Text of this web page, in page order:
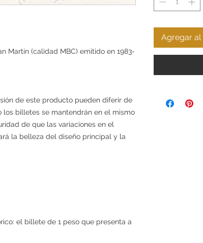
Martín (calidad MBC) emitido en 1983-
de este producto pueden diferir de
los billetes se mantendrán en el mismo
de que las variaciones en el
la belleza del diseño principal y la
el billete de 1 peso que presenta a
Agregar al